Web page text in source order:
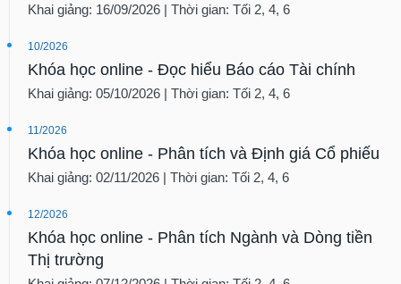
Khai giảng: 16/09/2026 | Thời gian: Tối 2, 4, 6
10/2026
Khóa học online - Đọc hiểu Báo cáo Tài chính
Khai giảng: 05/10/2026 | Thời gian: Tối 2, 4, 6
11/2026
Khóa học online - Phân tích và Định giá Cổ phiếu
Khai giảng: 02/11/2026 | Thời gian: Tối 2, 4, 6
12/2026
Khóa học online - Phân tích Ngành và Dòng tiền
Thị trường